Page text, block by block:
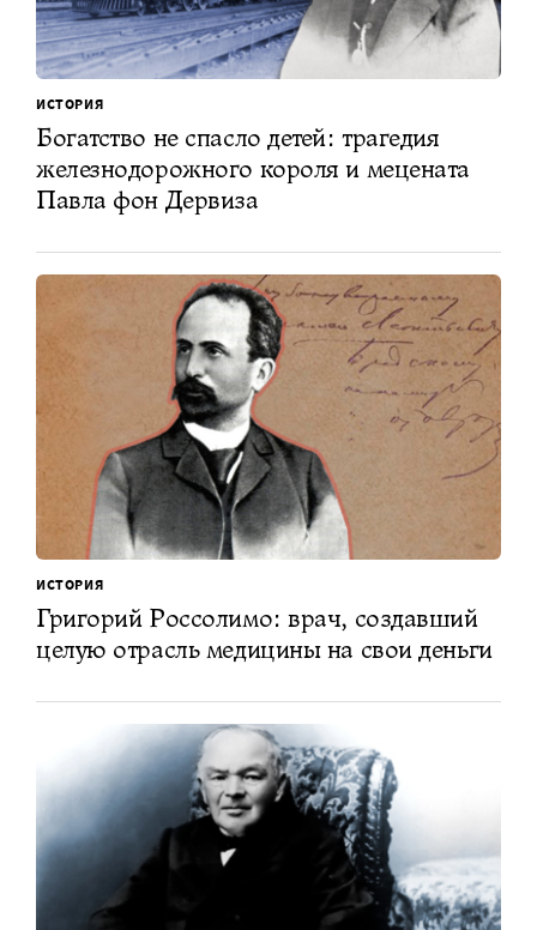
ИСТОРИЯ
Богатство не спасло детей: трагедия
железнодорожного короля и мецената
Павла фон Дервиза
ИСТОРИЯ
Григорий Россолимо: врач, создавший
целую отрасль медицины на свои деньги